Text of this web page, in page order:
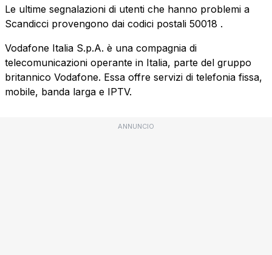
Le ultime segnalazioni di utenti che hanno problemi a
Scandicci provengono dai codici postali 50018 .
Vodafone Italia S.p.A. è una compagnia di
telecomunicazioni operante in Italia, parte del gruppo
britannico Vodafone. Essa offre servizi di telefonia fissa,
mobile, banda larga e IPTV.
ANNUNCIO